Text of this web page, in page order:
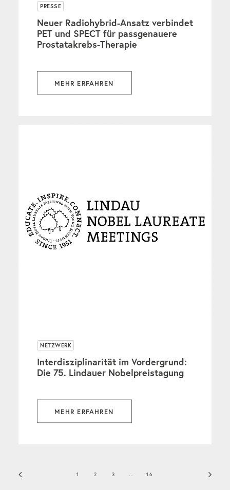
PRESSE
Neuer Radiohybrid-Ansatz verbindet
PET und SPECT für passgenauere
Prostatakrebs-Therapie
MEHR ERFAHREN
NETZWERK
Interdisziplinarität im Vordergrund:
Die 75. Lindauer Nobelpreistagung
MEHR ERFAHREN
1 2 3 16